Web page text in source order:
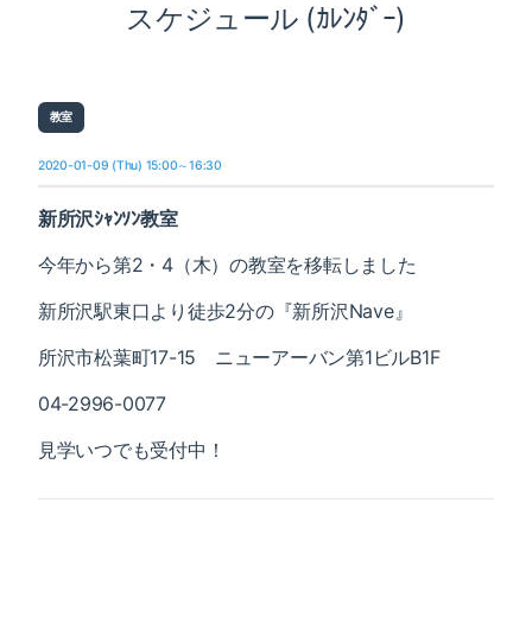
スケジュール (ｶﾚﾝﾀﾞｰ)
教室
2020-01-09 (Thu) 15:00～16:30
新所沢ｼｬﾝｿﾝ教室
今年から第2・4（木）の教室を移転しました
新所沢駅東口より徒歩2分の『新所沢Nave』
所沢市松葉町17-15 ニューアーバン第1ビルB1F
04-2996-0077
見学いつでも受付中！